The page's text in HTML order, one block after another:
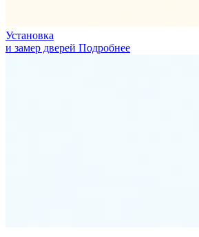
Установка
и замер дверей Подробнее